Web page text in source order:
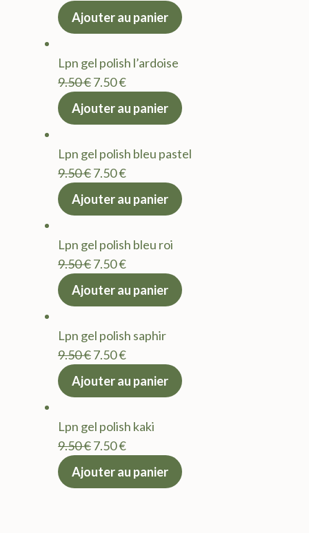
prix
9.50 €.
actuel
7.50 €.
Ajouter au panier
Lpn gel polish l’ardoise
9.50€Le
prix
9.50 €.
7.50€Le
actuel
7.50 €.
Ajouter au panier
Lpn gel polish bleu pastel
9.50€Le
prix
9.50 €.
7.50€Le
actuel
7.50 €.
Ajouter au panier
Lpn gel polish bleu roi
9.50€Le
prix
9.50 €.
7.50€Le
actuel
7.50 €.
Ajouter au panier
Lpn gel polish saphir
9.50€Le
prix
9.50 €.
7.50€Le
actuel
7.50 €.
Ajouter au panier
Lpn gel polish kaki
9.50€Le
prix
7.50€Le
actuel
Ajouter au panier